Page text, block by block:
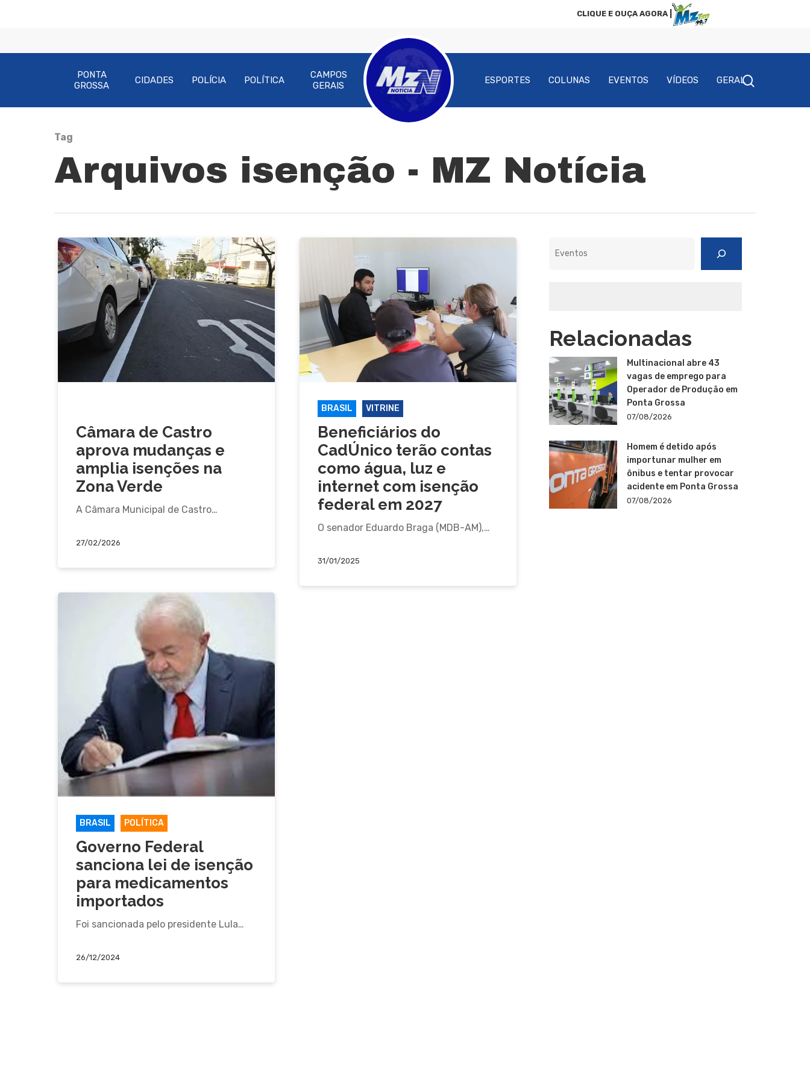
CLIQUE E OUÇA AGORA |
PONTA
GROSSA
CIDADES POLÍCIA POLÍTICA
CAMPOS
GERAIS
ESPORTES COLUNAS EVENTOS VÍDEOS GERAL
Tag
Arquivos isenção - MZ Notícia
Câmara de Castro
aprova mudanças e
amplia isenções na
Zona Verde
A Câmara Municipal de Castro…
27/02/2026
BRASIL VITRINE
Beneficiários do
CadÚnico terão contas
como água, luz e
internet com isenção
federal em 2027
O senador Eduardo Braga (MDB-AM),…
31/01/2025
BRASIL POLÍTICA
Governo Federal
sanciona lei de isenção
para medicamentos
importados
Foi sancionada pelo presidente Lula…
26/12/2024
Relacionadas
Multinacional abre 43
vagas de emprego para
Operador de Produção em
Ponta Grossa
07/08/2026
Homem é detido após
importunar mulher em
ônibus e tentar provocar
acidente em Ponta Grossa
07/08/2026